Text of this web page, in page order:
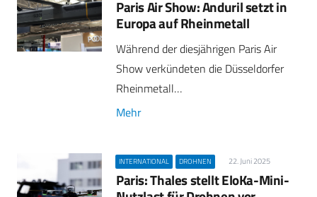
Paris Air Show: Anduril setzt in
Europa auf Rheinmetall
Während der diesjährigen Paris Air
Show verkündeten die Düsseldorfer
Rheinmetall…
Mehr
INTERNATIONAL DROHNEN 22. Juni 2025
Paris: Thales stellt EloKa-Mini-